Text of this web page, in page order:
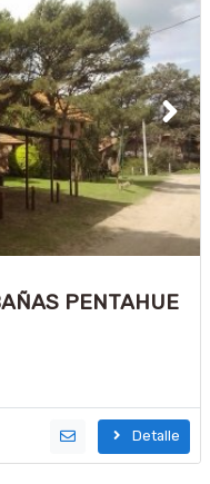
PENTAHUE
Detalle